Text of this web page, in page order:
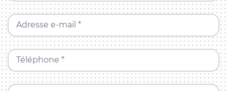
Adresse e-mail *
Téléphone *